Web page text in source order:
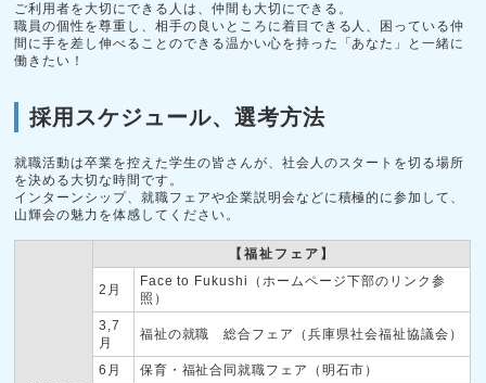
ご利用者を大切にできる人は、仲間も大切にできる。
職員の個性を尊重し、相手の良いところに着目できる人、困っている仲
間に手を差し伸べることのできる温かい心を持った「あなた」と一緒に
働きたい！
採用スケジュール、選考方法
就職活動は卒業を控えた学生の皆さんが、社会人のスタートを切る場所
を決める大切な時間です。
インターンシップ、就職フェアや企業説明会などに積極的に参加して、
山輝会の魅力を体感してください。
【福祉フェア】
2月
Face to Fukushi（ホームページ下部のリンク参
照）
3,7
月
福祉の就職 総合フェア（兵庫県社会福祉協議会）
6月
保育・福祉合同就職フェア（明石市）